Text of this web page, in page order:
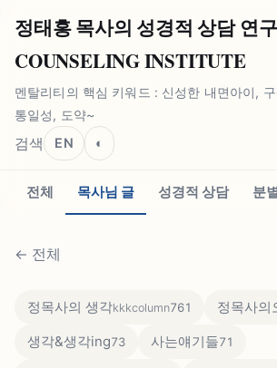
정태홍 목사의 성경적 상담 연
COUNSELING INSTITUTE
멘탈리티의 핵심 키워드 : 신성한 내면아이,
통일성, 도약~
검색 EN ◐
전체 목사님 글 성경적 상담 분
← 전체
정목사의 생각kkkcolumn761 정목사의
생각&생각ing73 사는얘기들71